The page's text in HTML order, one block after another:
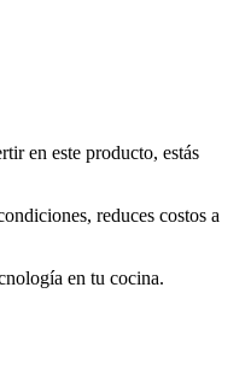
en este producto, estás
reduces costos a
en tu cocina.